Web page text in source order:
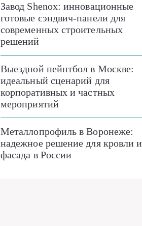
Завод Shenox: инновационные
готовые сэндвич-панели для
современных строительных
решений
Выездной пейнтбол в Москве:
идеальный сценарий для
корпоративных и частных
мероприятий
Металлопрофиль в Воронеже:
надежное решение для кровли и
фасада в России